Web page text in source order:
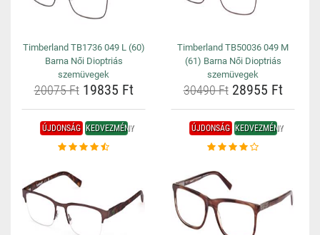
Timberland TB1736 049 L (60)
Barna Női Dioptriás
szemüvegek
20075 Ft19835 Ft
Timberland TB50036 049 M
(61) Barna Női Dioptriás
szemüvegek
30490 Ft28955 Ft
ÚJDONSÁG KEDVEZMÉNY ÚJDONSÁG KEDVEZMÉNY